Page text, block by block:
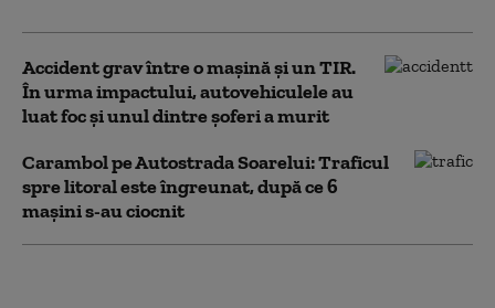
Accident grav între o mașină și un TIR.
În urma impactului, autovehiculele au
luat foc și unul dintre șoferi a murit
Carambol pe Autostrada Soarelui: Traficul
spre litoral este îngreunat, după ce 6
mașini s-au ciocnit